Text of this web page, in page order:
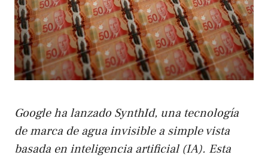
Google ha lanzado SynthId, una tecnología
de marca de agua invisible a simple vista
basada en inteligencia artificial (IA). Esta